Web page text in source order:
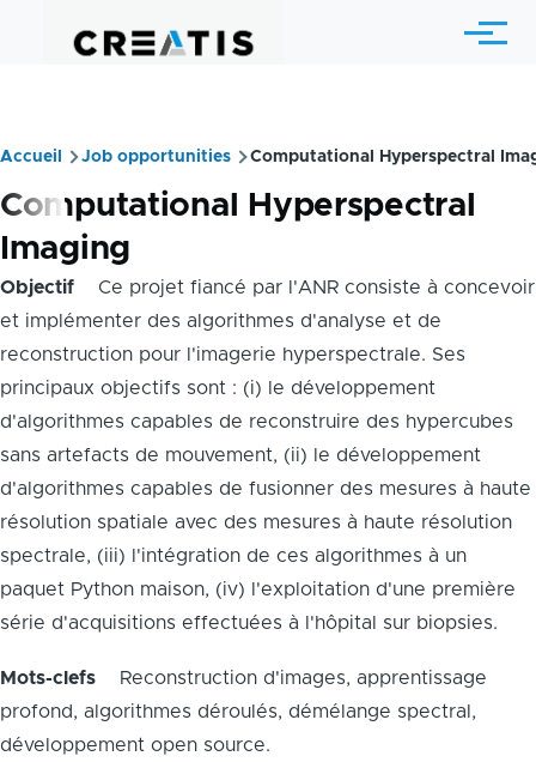
Menu
Breadcrumb
Accueil Job opportunities Computational Hyperspectral
Computational Hyperspectral
Imaging
Objectif Ce projet fiancé par l'ANR consiste à concevoir
et implémenter des algorithmes d'analyse et de
reconstruction pour l'imagerie hyperspectrale. Ses
principaux objectifs sont : (i) le développement
d'algorithmes capables de reconstruire des hypercubes
sans artefacts de mouvement, (ii) le développement
d'algorithmes capables de fusionner des mesures à haute
résolution spatiale avec des mesures à haute résolution
spectrale, (iii) l'intégration de ces algorithmes à un
paquet Python maison, (iv) l'exploitation d'une première
série d'acquisitions effectuées à l'hôpital sur biopsies.
Mots-clefs Reconstruction d'images, apprentissage
profond, algorithmes déroulés, démélange spectral,
développement open source.